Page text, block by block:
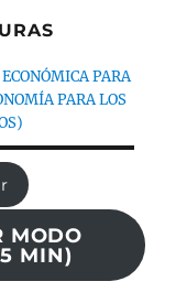
PARA
PARA LOS
MODO
MIN)